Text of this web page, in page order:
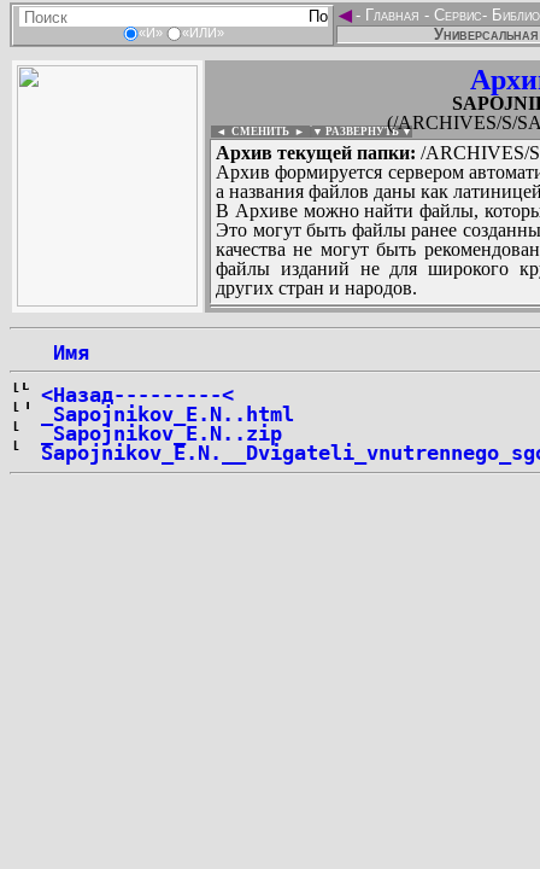
«И» «ИЛИ»
◄- Главная - Сервис-
(/ARCHIVES/S/
◄ СМЕНИТЬ ► ▼ РАЗВЕРНУТЬ ▼
Архив текущей папки: /ARCHIVES/
Архив формируется сервером
а названия файлов даны как
В Архиве можно найти файлы,
Это могут быть файлы ранее
качества не могут быть
файлы изданий не для широкого
других стран и народов.
Имя
<Назад---------<
_Sapojnikov_E.N..html
_Sapojnikov_E.N..zip